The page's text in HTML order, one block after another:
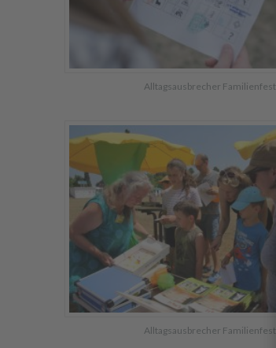
Alltagsausbrecher Familienfest
Alltagsausbrecher Familienfest